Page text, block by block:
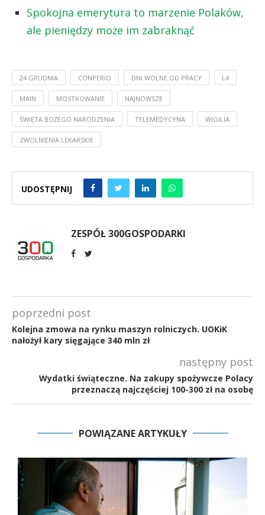
Spokojna emerytura to marzenie Polaków,
ale pieniędzy może im zabraknąć
24 GRUDNIA CONPERIO DNI WOLNE OD PRACY L4
MAIN MOSTKOWANIE NAJNOWSZE
ŚWIĘTA BOŻEGO NARODZENIA TELEMEDYCYNA WIGILIA
ZWOLNIENIA LEKARSKIE
UDOSTĘPNIJ
ZESPÓŁ 300GOSPODARKI
poprzedni post
Kolejna zmowa na rynku maszyn rolniczych. UOKiK
nałożył kary sięgające 340 mln zł
następny post
Wydatki świąteczne. Na zakupy spożywcze Polacy
przeznaczą najczęściej 100-300 zł na osobę
POWIĄZANE ARTYKUŁY